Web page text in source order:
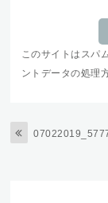
このサイトはスパ
ントデータの処理